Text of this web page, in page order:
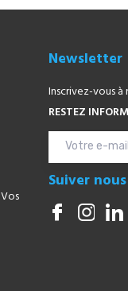
Newsletter
Inscrivez-vous
RESTEZ
Suiver